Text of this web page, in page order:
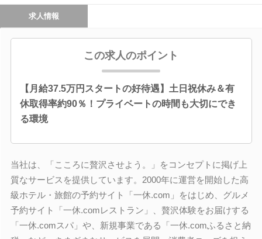
求人情報
この求人のポイント
【月給37.5万円スタートの好待遇】土日祝休み＆有
休取得率約90％！プライベートの時間も大切にでき
る環境
当社は、「こころに贅沢させよう。」をコンセプトに掲げ上
質なサービスを提供しています。2000年に運営を開始した高
級ホテル・旅館の予約サイト「一休.com」をはじめ、グルメ
予約サイト「一休.comレストラン」、贅沢体験をお届けする
「一休.comスパ」や、新規事業である「一休.comふるさと納